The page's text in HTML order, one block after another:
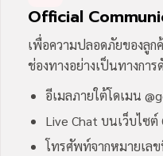
Official
เพื่อความปลอดภัยของลูก
ช่องทางอย่างเป็นทางกา
อีเมลภายใต้โดเมน
Live Chat บนเว็บไซต์
โทรศัพท์จากหมายเล